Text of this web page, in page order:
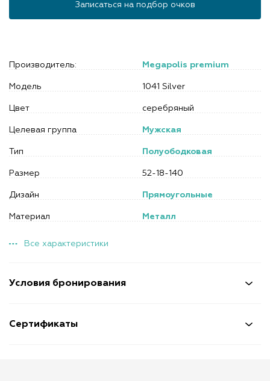
Условия бронирования
Сертификаты
Записаться на подбор очков
Производитель: Megapolis premium
Модель 1041 Silver
Цвет серебряный
Целевая группа Мужская
Тип Полуободковая
Размер 52-18-140
Дизайн Прямоугольные
Материал Металл
Все характеристики